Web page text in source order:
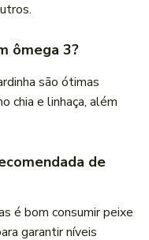
ômega 3?
são ótimas
chia e linhaça, além
de
é bom consumir peixe
garantir níveis